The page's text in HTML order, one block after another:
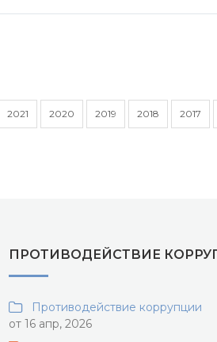
2021 2020 2019 2018 2017
ПРОТИВОДЕЙСТВИЕ
Противодействие коррупции
от 16 апр, 2026